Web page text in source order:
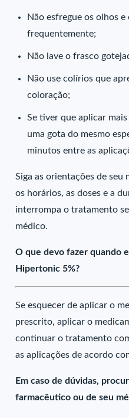
Não esfregue os olhos
frequentemente;
Não lave o frasco
Não use colírios que
coloração;
Se tiver que aplicar
uma gota do mesmo
minutos entre as
Siga as orientações de seu
os horários, as doses e a
interrompa o tratamento
médico.
O que devo fazer quando
Hipertonic 5%?
Se esquecer de aplicar o
prescrito, aplicar o
continuar o tratamento
as aplicações de acordo
Em caso de dúvidas,
farmacêutico ou de seu